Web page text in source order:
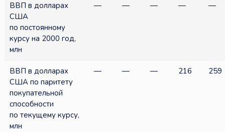
ВВП в долларах
США
по постоянному
курсу на 2000 год,
млн
— — — — —
ВВП в долларах
США по паритету
покупательной
способности
по текущему курсу,
млн
— — — 216 259